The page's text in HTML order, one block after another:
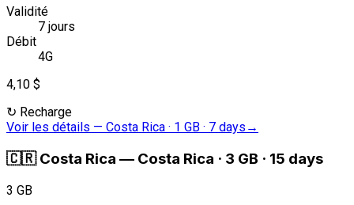
Validité
7 jours
Débit
4G
4,10 $
↻ Recharge
Voir les détails — Costa Rica · 1 GB · 7 days →
🇨🇷 Costa Rica — Costa Rica · 3 GB · 15 days
3 GB